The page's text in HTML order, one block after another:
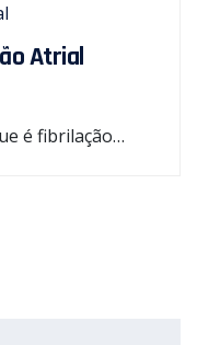
Atrial
é fibrilação…